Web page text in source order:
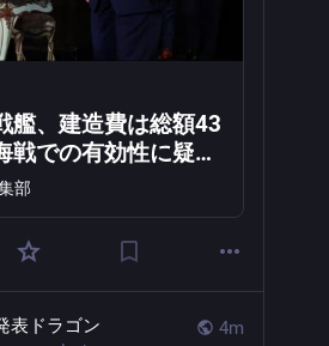
艦、建造費は総額43
での有効性に疑問
部
4m
表ドラゴン